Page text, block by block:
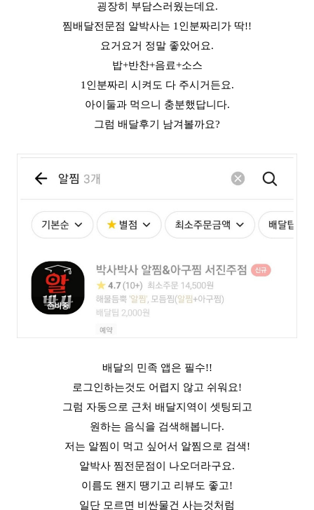
굉장히 부담스러웠는데요.
찜배달전문점 알박사는 1인분짜리가 딱!!
요거요거 정말 좋았어요.
밥+반찬+음료+소스
1인분짜리 시켜도 다 주시거든요.
아이둘과 먹으니 충분했답니다.
그럼 배달후기 남겨볼까요?
배달의 민족 앱은 필수!!
로그인하는것도 어렵지 않고 쉬워요!
그럼 자동으로 근처 배달지역이 셋팅되고
원하는 음식을 검색해봅니다.
저는 알찜이 먹고 싶어서 알찜으로 검색!
알박사 찜전문점이 나오더라구요.
이름도 왠지 땡기고 리뷰도 좋고!
일단 모르면 비싼물건 사는것처럼